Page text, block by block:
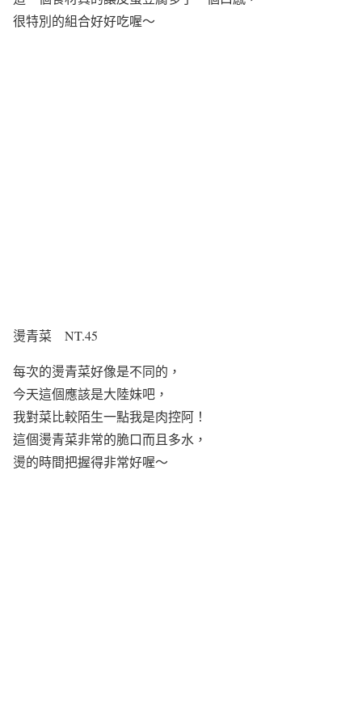
很特別的組合好好吃喔～
燙青菜 NT.45
每次的燙青菜好像是不同的，
今天這個應該是大陸妹吧，
我對菜比較陌生一點我是肉控阿！
這個燙青菜非常的脆口而且多水，
燙的時間把握得非常好喔～